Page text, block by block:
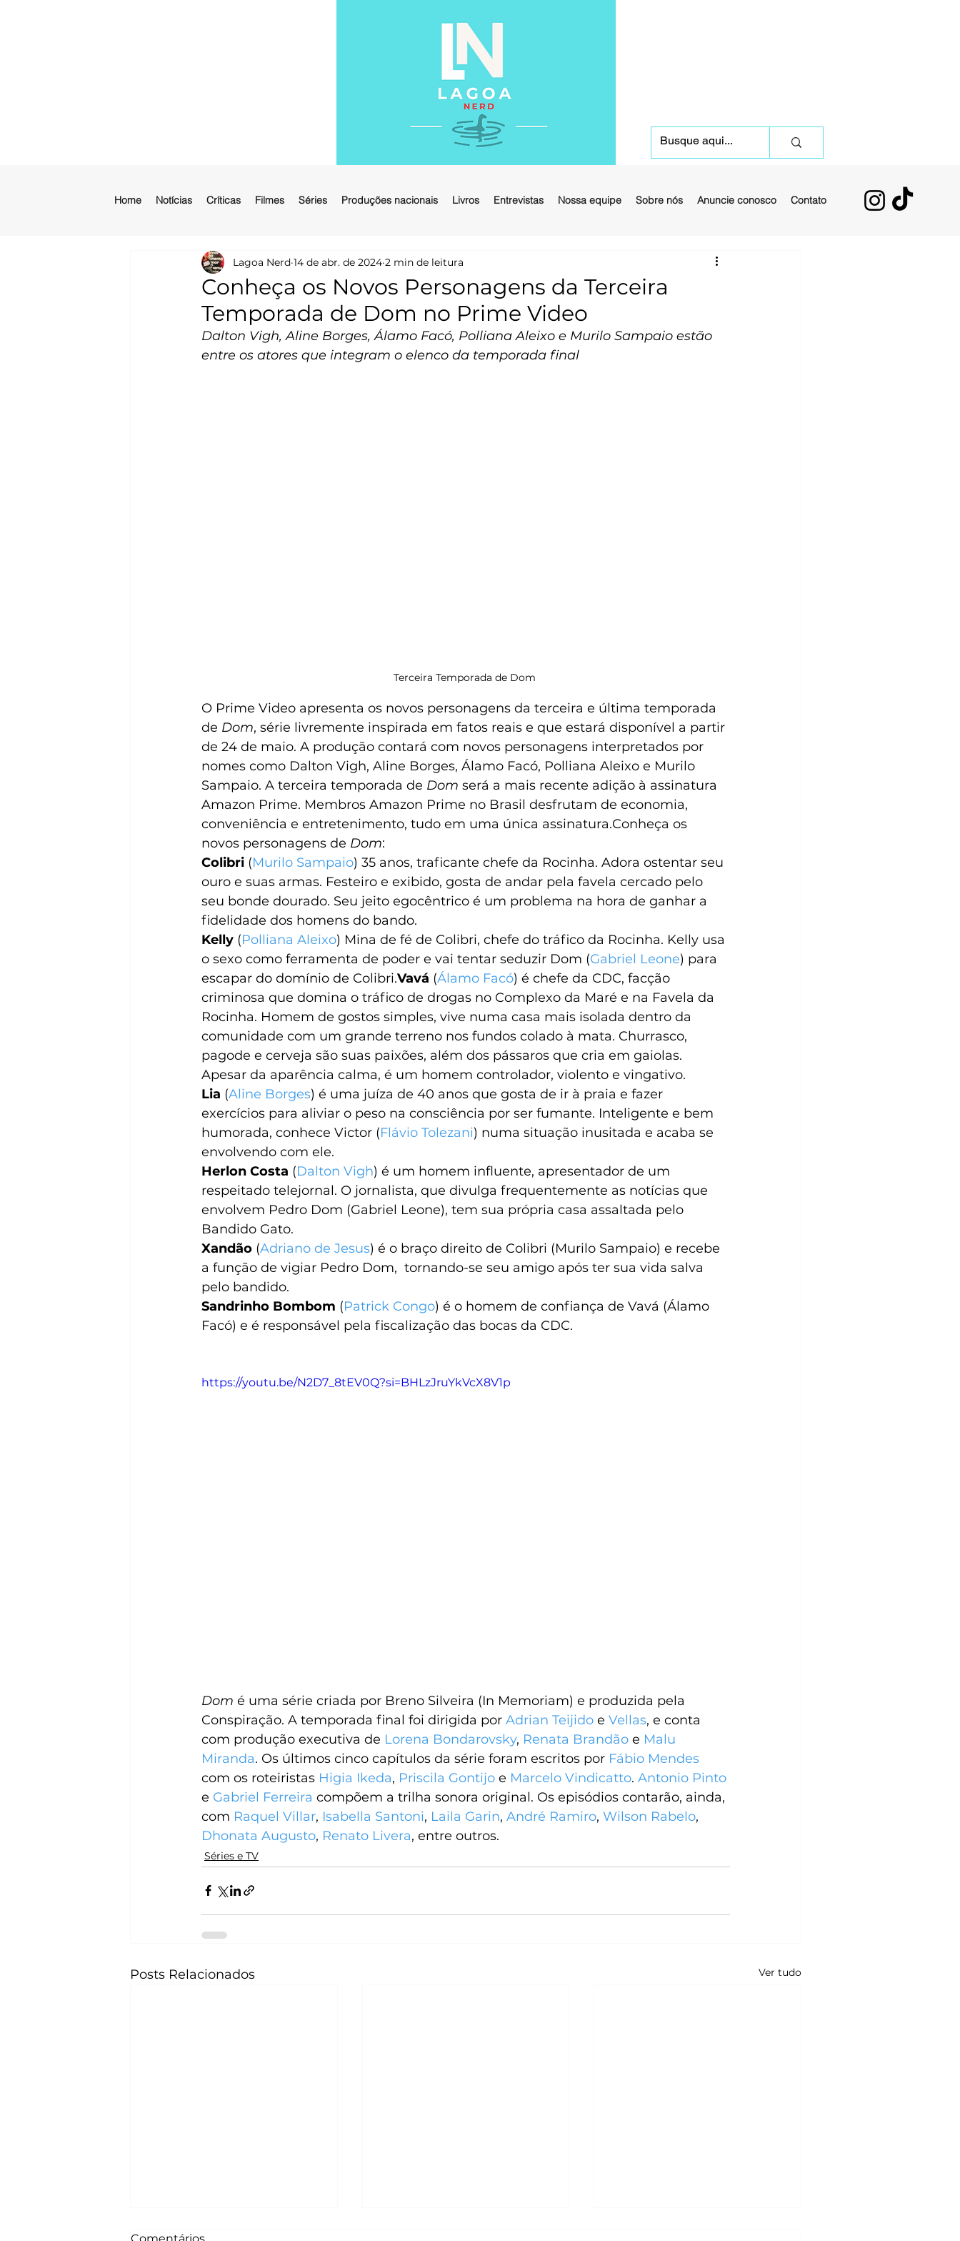
Home Notícias Críticas Filmes Séries Produções nacionais Livros Entrevistas Nossa equipe Sobre nós Anuncie conosco Contato
Conheça os Novos Personagens da Terceira
Temporada de Dom no Prime Video
Lagoa Nerd 14 de abr. de 2024 2 min de leitura
Dalton Vigh, Aline Borges, Álamo Facó, Polliana Aleixo e Murilo Sampaio estão
entre os atores que integram o elenco da temporada final
Terceira Temporada de Dom
O Prime Video apresenta os novos personagens da terceira e última temporada
de Dom, série livremente inspirada em fatos reais e que estará disponível a partir
de 24 de maio. A produção contará com novos personagens interpretados por
nomes como Dalton Vigh, Aline Borges, Álamo Facó, Polliana Aleixo e Murilo
Sampaio. A terceira temporada de Dom será a mais recente adição à assinatura
Amazon Prime. Membros Amazon Prime no Brasil desfrutam de economia,
conveniência e entretenimento, tudo em uma única assinatura.Conheça os
novos personagens de Dom:
Colibri (Murilo Sampaio) 35 anos, traficante chefe da Rocinha. Adora ostentar seu
ouro e suas armas. Festeiro e exibido, gosta de andar pela favela cercado pelo
seu bonde dourado. Seu jeito egocêntrico é um problema na hora de ganhar a
fidelidade dos homens do bando.
Kelly (Polliana Aleixo) Mina de fé de Colibri, chefe do tráfico da Rocinha. Kelly usa
o sexo como ferramenta de poder e vai tentar seduzir Dom (Gabriel Leone) para
escapar do domínio de Colibri.Vavá (Álamo Facó) é chefe da CDC, facção
criminosa que domina o tráfico de drogas no Complexo da Maré e na Favela da
Rocinha. Homem de gostos simples, vive numa casa mais isolada dentro da
comunidade com um grande terreno nos fundos colado à mata. Churrasco,
pagode e cerveja são suas paixões, além dos pássaros que cria em gaiolas.
Apesar da aparência calma, é um homem controlador, violento e vingativo.
Lia (Aline Borges) é uma juíza de 40 anos que gosta de ir à praia e fazer
exercícios para aliviar o peso na consciência por ser fumante. Inteligente e bem
humorada, conhece Victor (Flávio Tolezani) numa situação inusitada e acaba se
envolvendo com ele.
Herlon Costa (Dalton Vigh) é um homem influente, apresentador de um
respeitado telejornal. O jornalista, que divulga frequentemente as notícias que
envolvem Pedro Dom (Gabriel Leone), tem sua própria casa assaltada pelo
Bandido Gato.
Xandão (Adriano de Jesus) é o braço direito de Colibri (Murilo Sampaio) e recebe
a função de vigiar Pedro Dom,  tornando-se seu amigo após ter sua vida salva
pelo bandido.
Sandrinho Bombom (Patrick Congo) é o homem de confiança de Vavá (Álamo
Facó) e é responsável pela fiscalização das bocas da CDC.
https://youtu.be/N2D7_8tEV0Q?si=BHLzJruYkVcX8V1p
Dom é uma série criada por Breno Silveira (In Memoriam) e produzida pela
Conspiração. A temporada final foi dirigida por Adrian Teijido e Vellas, e conta
com produção executiva de Lorena Bondarovsky, Renata Brandão e Malu
Miranda. Os últimos cinco capítulos da série foram escritos por Fábio Mendes
com os roteiristas Higia Ikeda, Priscila Gontijo e Marcelo Vindicatto. Antonio Pinto
e Gabriel Ferreira compõem a trilha sonora original. Os episódios contarão, ainda,
com Raquel Villar, Isabella Santoni, Laila Garin, André Ramiro, Wilson Rabelo,
Dhonata Augusto, Renato Livera, entre outros.
Séries e TV
Posts Relacionados Ver tudo